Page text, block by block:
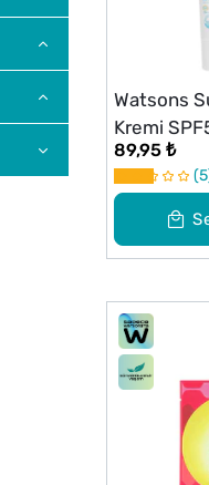
Watsons
Kremi
89,95 ₺
5